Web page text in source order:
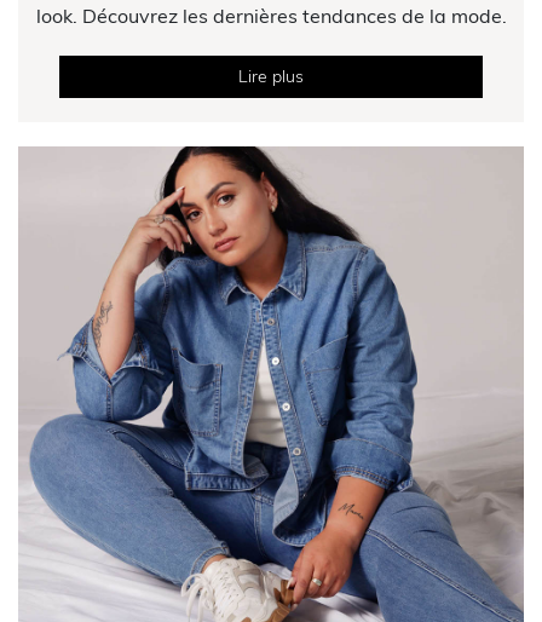
look. Découvrez les dernières tendances de la mode.
Lire plus